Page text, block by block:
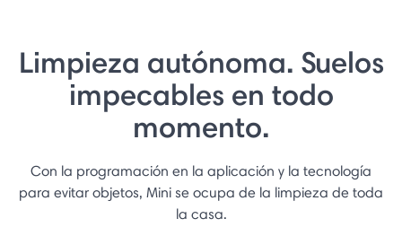
Limpieza autónoma. Suelos
impecables en todo
momento.
Con la programación en la aplicación y la tecnología
para evitar objetos, Mini se ocupa de la limpieza de toda
la casa.